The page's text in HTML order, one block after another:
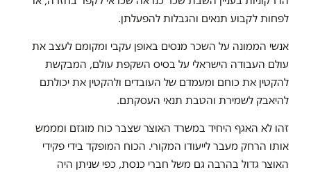
לפחות לקבוע תנאים והגבלות להפעלתן.
אנשי הממונה על השכר מנסים באופן עקבי ומקומם לעצב את
עולם העבודה הישראלי על בסיס השקפת עולם, המבקשת
להקטין את כוחם ומעמדם של העובדים ולהקטין את יכולתם
להיאבק לשמירת והטבת תנאי העסקתם.
זהו לא האגף היחיד במשרד האוצר שצבר כוח מוגזם ומממש
אותו הרחק מעבר לייעודו המקורי. הכוח המופקד בידי פקידי
האוצר גדול בהרבה גם משל חברי כנסת, כפי שניתן היה